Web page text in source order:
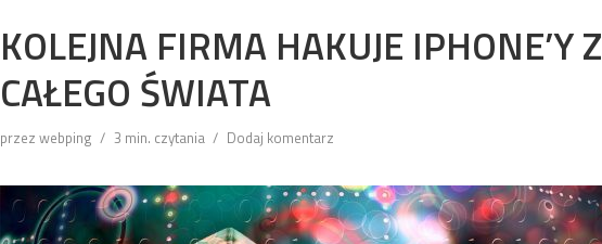
KOLEJNA FIRMA HAKUJE IPHONE’Y Z
CAŁEGO ŚWIATA
przez webping 3 min. czytania Dodaj komentarz